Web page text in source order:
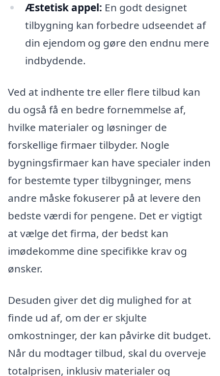
Æstetisk appel: En godt designet
tilbygning kan forbedre udseendet af
din ejendom og gøre den endnu mere
indbydende.
Ved at indhente tre eller flere tilbud kan
du også få en bedre fornemmelse af,
hvilke materialer og løsninger de
forskellige firmaer tilbyder. Nogle
bygningsfirmaer kan have specialer inden
for bestemte typer tilbygninger, mens
andre måske fokuserer på at levere den
bedste værdi for pengene. Det er vigtigt
at vælge det firma, der bedst kan
imødekomme dine specifikke krav og
ønsker.
Desuden giver det dig mulighed for at
finde ud af, om der er skjulte
omkostninger, der kan påvirke dit budget.
Når du modtager tilbud, skal du overveje
totalprisen, inklusiv materialer og